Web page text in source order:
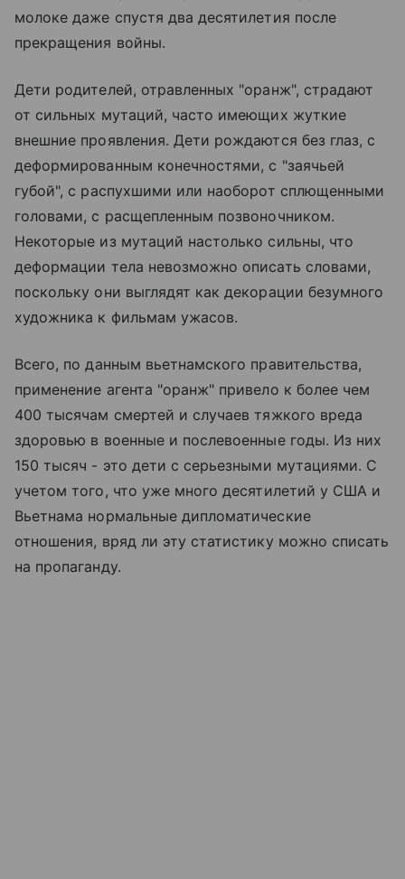
молоке даже спустя два десятилетия после
прекращения войны.
Дети родителей, отравленных "оранж", страдают
от сильных мутаций, часто имеющих жуткие
внешние проявления. Дети рождаются без глаз, с
деформированным конечностями, с "заячьей
губой", с распухшими или наоборот сплющенными
головами, с расщепленным позвоночником.
Некоторые из мутаций настолько сильны, что
деформации тела невозможно описать словами,
поскольку они выглядят как декорации безумного
художника к фильмам ужасов.
Всего, по данным вьетнамского правительства,
применение агента "оранж" привело к более чем
400 тысячам смертей и случаев тяжкого вреда
здоровью в военные и послевоенные годы. Из них
150 тысяч - это дети с серьезными мутациями. С
учетом того, что уже много десятилетий у США и
Вьетнама нормальные дипломатические
отношения, вряд ли эту статистику можно списать
на пропаганду.